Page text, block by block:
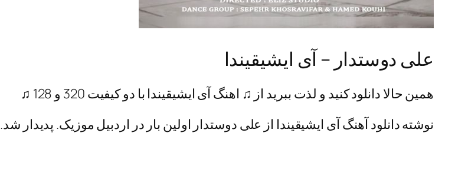
علی دوستدار – آی ایشیقیندا
همین حالا دانلود کنید و لذت ببرید از ♫ اهنگ آی ایشیقیندا با دو کیفیت 320 و 128 ♫
نوشته دانلود آهنگ آی ایشیقیندا از علی دوستدار اولین بار در اردبیل موزیک. پدیدار شد.